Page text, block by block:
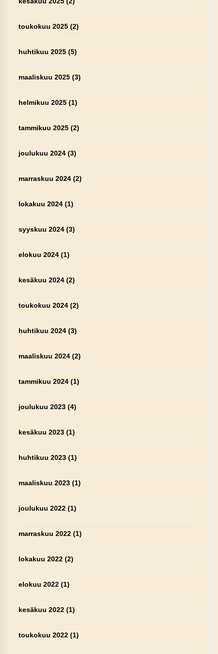
toukokuu 2025(2)
huhtikuu 2025(5)
maaliskuu 2025(3)
helmikuu 2025(1)
tammikuu 2025(2)
joulukuu 2024(3)
marraskuu 2024(2)
lokakuu 2024(1)
syyskuu 2024(3)
elokuu 2024(1)
kesäkuu 2024(2)
toukokuu 2024(2)
huhtikuu 2024(3)
maaliskuu 2024(2)
tammikuu 2024(1)
joulukuu 2023(4)
kesäkuu 2023(1)
huhtikuu 2023(1)
maaliskuu 2023(1)
joulukuu 2022(1)
marraskuu 2022(1)
lokakuu 2022(2)
elokuu 2022(1)
kesäkuu 2022(1)
toukokuu 2022(1)